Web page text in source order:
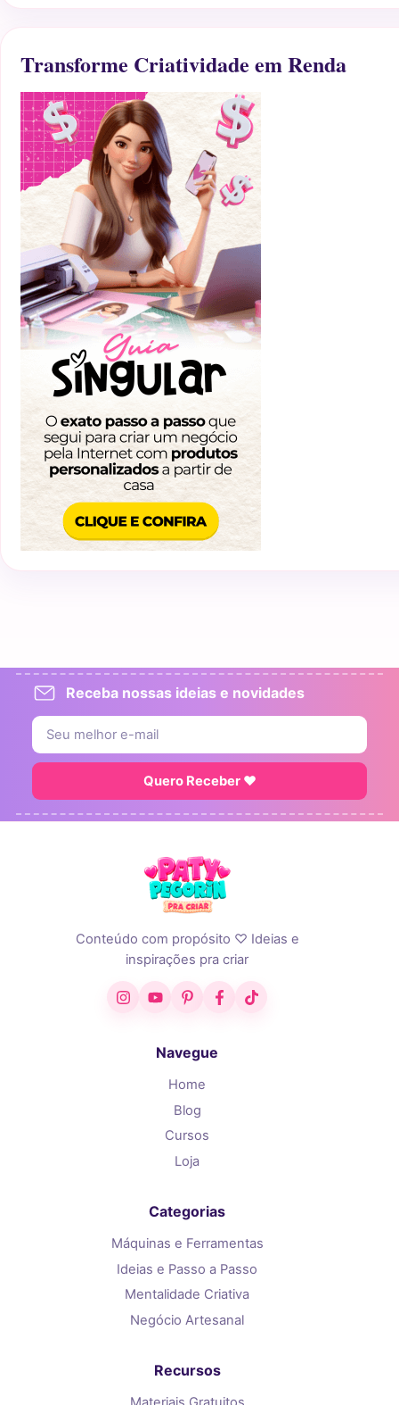
Transforme Criatividade em Renda
Receba nossas ideias e novidades
Quero Receber ♥
Conteúdo com propósito ♡ Ideias e
inspirações pra criar
InstagramYouTubePinterestFacebook
TikTok
Navegue
Home
Blog
Cursos
Loja
Categorias
Máquinas e Ferramentas
Ideias e Passo a Passo
Mentalidade Criativa
Negócio Artesanal
Recursos